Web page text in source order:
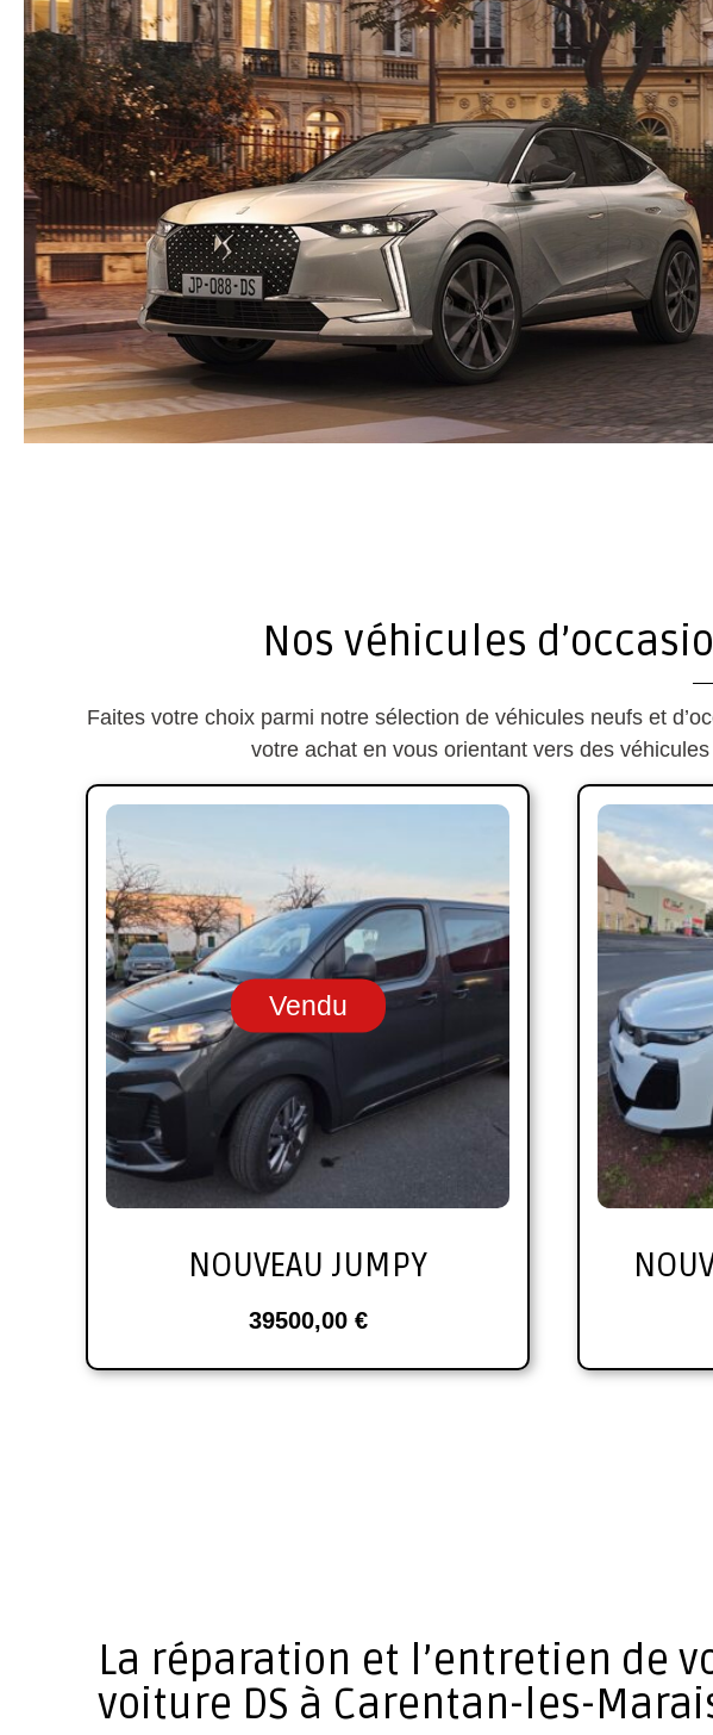
Nos véhicules
Faites votre choix parmi notre sélection de véhicules neufs et
votre achat en vous orientant vers des
Vendu
NOUVEAU JUMPY
39500,00 €
La réparation et l’entretien de
voiture DS à Carentan-les-